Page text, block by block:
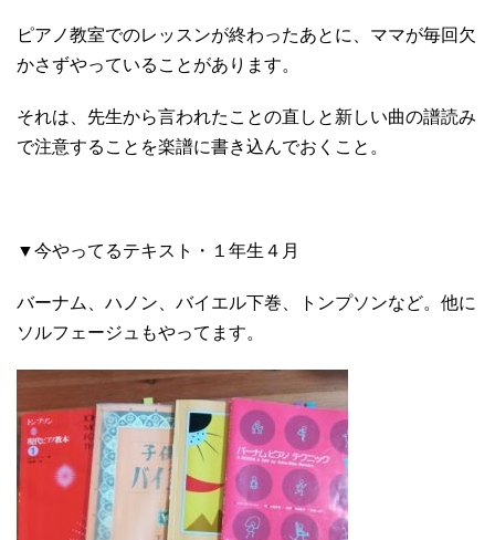
ピアノ教室でのレッスンが終わったあとに、ママが毎回欠
かさずやっていることがあります。
それは、先生から言われたことの直しと新しい曲の譜読み
で注意することを楽譜に書き込んでおくこと。
▼今やってるテキスト・１年生４月
バーナム、ハノン、バイエル下巻、トンプソンなど。他に
ソルフェージュもやってます。